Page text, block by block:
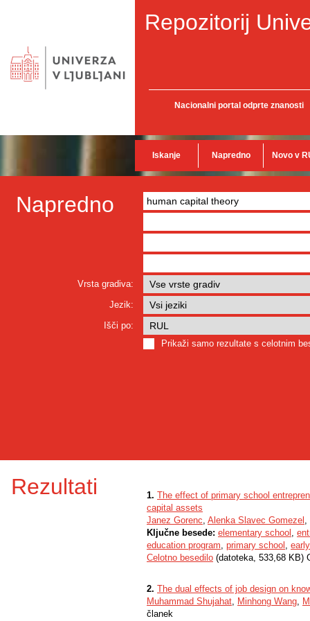
Repozitorij
Nacionalni portal odprte znanosti
Iskanje Napredno Novo v
Napredno
Vrsta gradiva:
Jezik:
Išči po:
Prikaži samo rezultate s celotnim
Rezultati 1. The effect of primary school
capital assets
Janez Gorenc, Alenka Slavec Gomezel ,
Ključne besede: elementary school ,
education program, primary school ,
Celotno besedilo (datoteka, 533,68 KB)
2. The dual effects of job design on
Muhammad Shujahat, Minhong Wang,
članek